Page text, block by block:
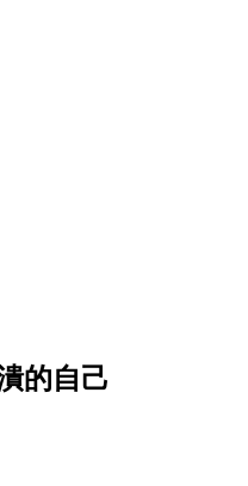
的自己